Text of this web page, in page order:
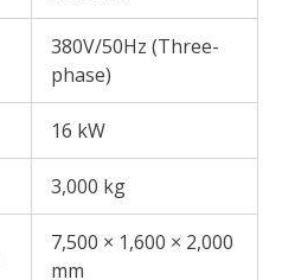
380V/50Hz (Three-
phase)
16 kW
3,000 kg
7,500 × 1,600 × 2,000
mm